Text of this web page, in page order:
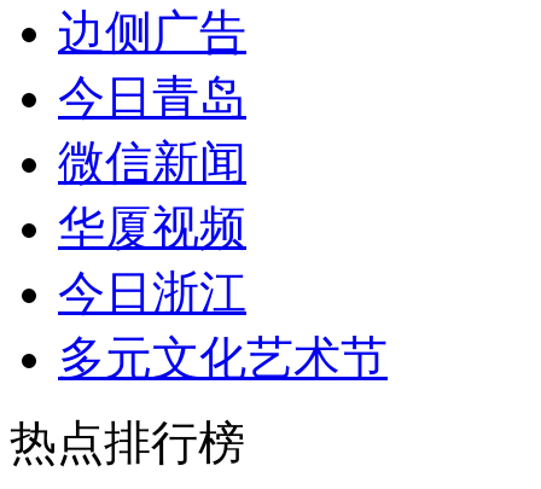
边侧广告
今日青岛
微信新闻
华厦视频
今日浙江
多元文化艺术节
热点排行榜